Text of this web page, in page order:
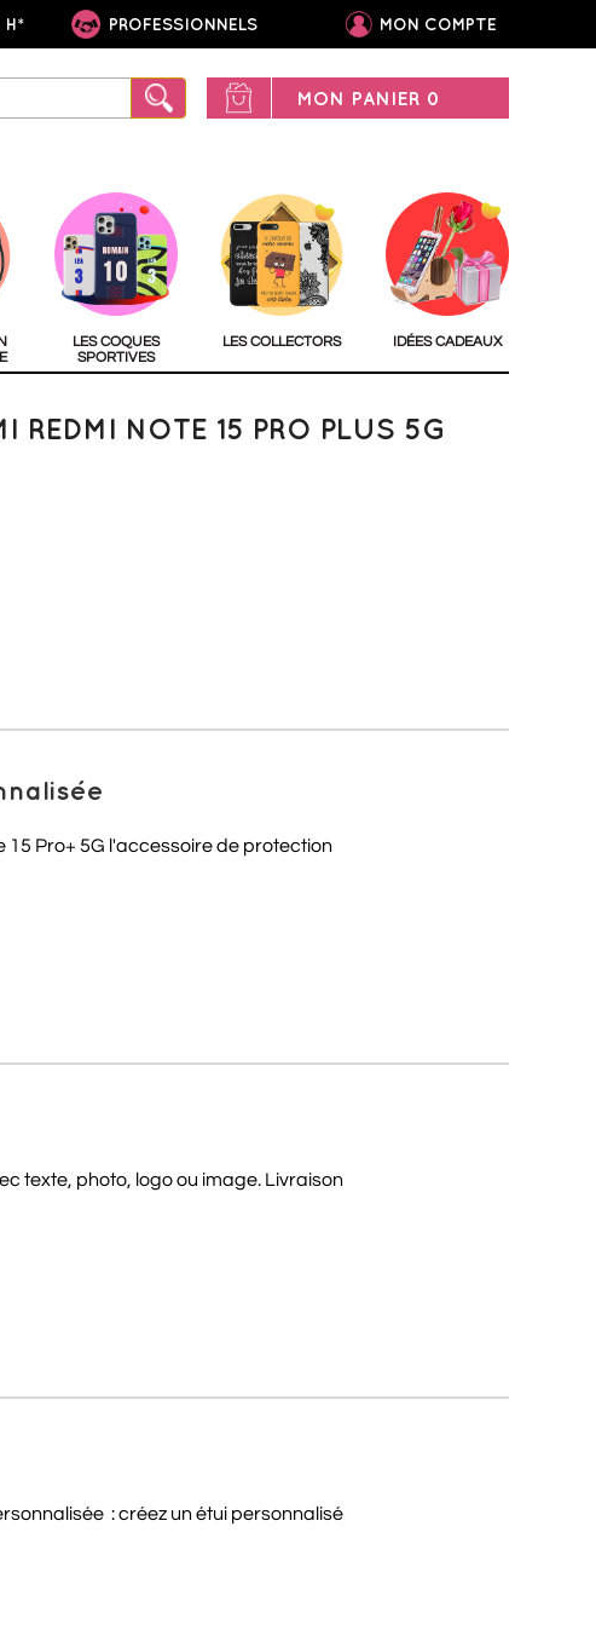
H* PROFESSIONNELS MON COMPTE
MON PANIER 0
LES COQUES
SPORTIVES
LES COLLECTORS IDÉES CADEAUX
REDMI NOTE 15 PRO PLUS 5G
Pro+ 5G l'accessoire de protection
texte, photo, logo ou image. Livraison
: créez un étui personnalisé